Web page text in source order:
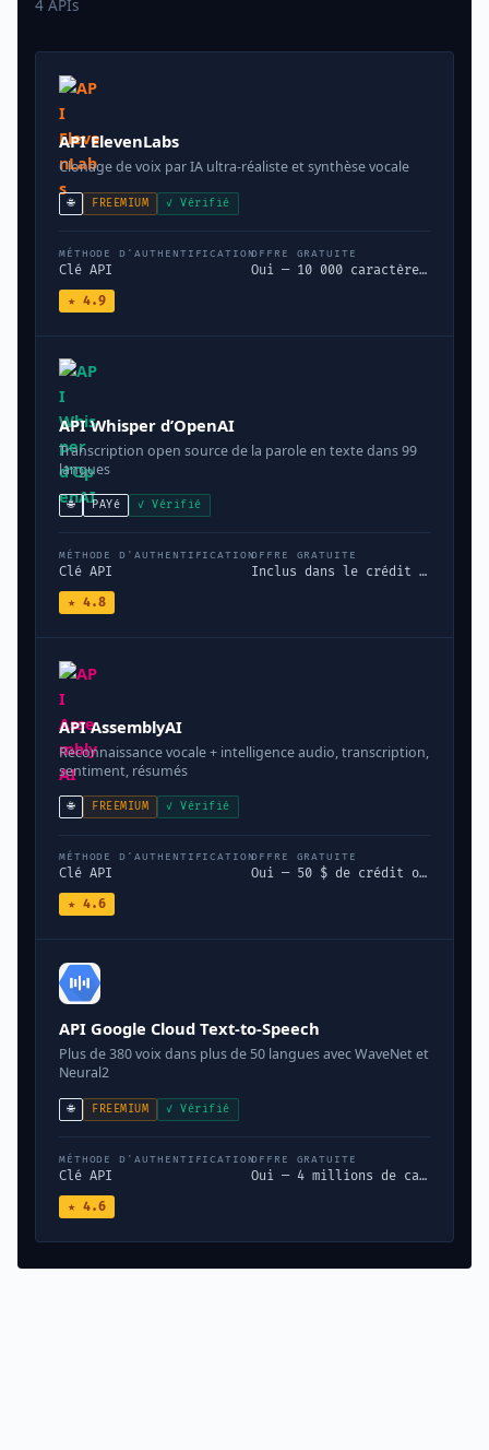
4 APIs
API ElevenLabs
Clonage de voix par IA ultra-réaliste et synthèse vocale
🌐 FREEMIUM ✓ Vérifié
MÉTHODE D'AUTHENTIFICATION
Clé API
OFFRE GRATUITE
Oui — 10 000 caractères/mois gratuits
★ 4.9
API Whisper d’OpenAI
Transcription open source de la parole en texte dans 99
langues
🌐 PAYé ✓ Vérifié
MÉTHODE D'AUTHENTIFICATION
Clé API
OFFRE GRATUITE
Inclus dans le crédit d'inscription de 5 $
★ 4.8
API AssemblyAI
Reconnaissance vocale + intelligence audio, transcription,
sentiment, résumés
🌐 FREEMIUM ✓ Vérifié
MÉTHODE D'AUTHENTIFICATION
Clé API
OFFRE GRATUITE
Oui — 50 $ de crédit offert à l'inscription
★ 4.6
API Google Cloud Text-to-Speech
Plus de 380 voix dans plus de 50 langues avec WaveNet et
Neural2
🌐 FREEMIUM ✓ Vérifié
MÉTHODE D'AUTHENTIFICATION
Clé API
OFFRE GRATUITE
Oui — 4 millions de caractères/mois gratuits
★ 4.6